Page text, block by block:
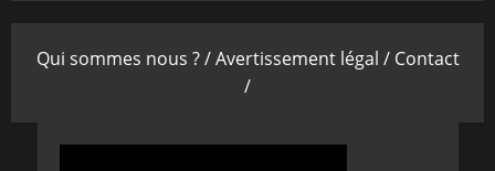
Qui sommes nous ? /Avertissement légal / Contact
/